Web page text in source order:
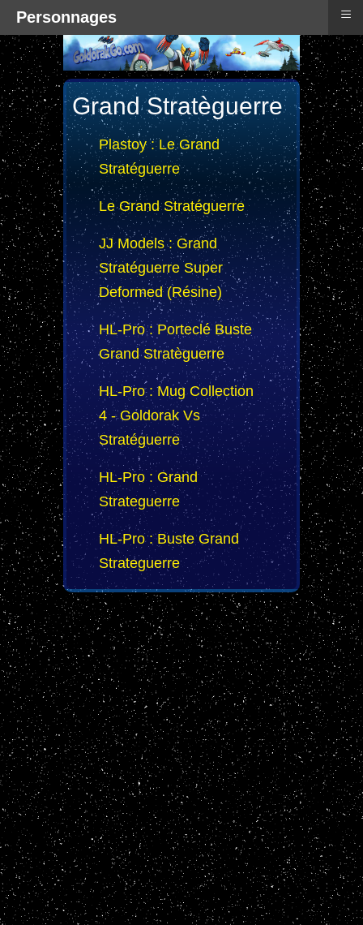
Grand Stratèguerre
Plastoy : Le Grand
Stratéguerre
Le Grand Stratéguerre
JJ Models : Grand
Stratéguerre Super
Deformed (Résine)
HL-Pro : Porteclé Buste
Grand Stratèguerre
HL-Pro : Mug Collection
4 - Goldorak Vs
Stratéguerre
HL-Pro : Grand
Strateguerre
HL-Pro : Buste Grand
Strateguerre
Personnages ≡